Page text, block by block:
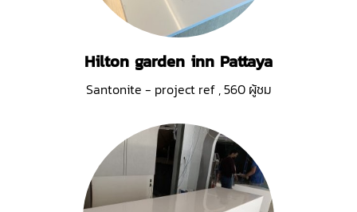
Hilton garden inn Pattaya
Santonite - project ref,560 ผู้ชม